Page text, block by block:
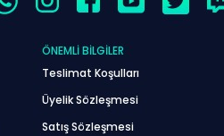
ÖNEMLI BILGILER
Teslimat Koşulları
Üyelik Sözleşmesi
Satış Sözleşmesi